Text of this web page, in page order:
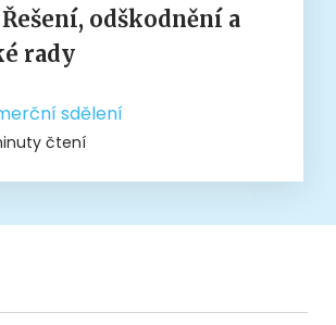
odškodnění a
rady
sdělení
čtení